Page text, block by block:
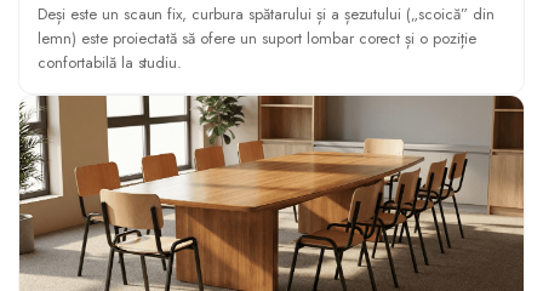
Deși este un scaun fix, curbura spătarului și a șezutului („scoică” din
lemn) este proiectată să ofere un suport lombar corect și o poziție
confortabilă la studiu.